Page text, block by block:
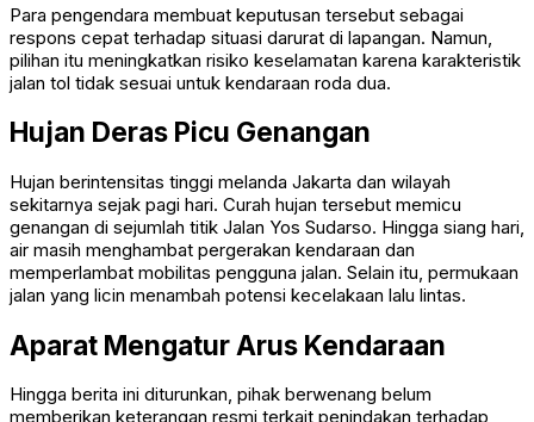
Para pengendara membuat keputusan tersebut sebagai
respons cepat terhadap situasi darurat di lapangan. Namun,
pilihan itu meningkatkan risiko keselamatan karena karakteristik
jalan tol tidak sesuai untuk kendaraan roda dua.
Hujan Deras Picu Genangan
Hujan berintensitas tinggi melanda Jakarta dan wilayah
sekitarnya sejak pagi hari. Curah hujan tersebut memicu
genangan di sejumlah titik Jalan Yos Sudarso. Hingga siang hari,
air masih menghambat pergerakan kendaraan dan
memperlambat mobilitas pengguna jalan. Selain itu, permukaan
jalan yang licin menambah potensi kecelakaan lalu lintas.
Aparat Mengatur Arus Kendaraan
Hingga berita ini diturunkan, pihak berwenang belum
memberikan keterangan resmi terkait penindakan terhadap